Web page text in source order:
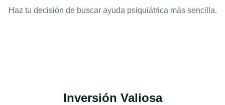
Haz tu decisión de buscar ayuda psiquiátrica más sencilla.
Inversión Valiosa